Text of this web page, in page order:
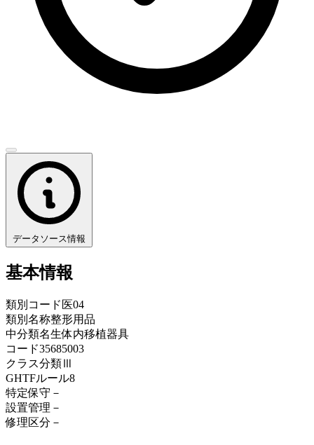
データソース情報
基本情報
類別コード 医04
類別名称整形用品
中分類名生体内移植器具
コード35685003
クラス分類Ⅲ
GHTFルール8
特定保守 －
設置管理 －
修理区分 －